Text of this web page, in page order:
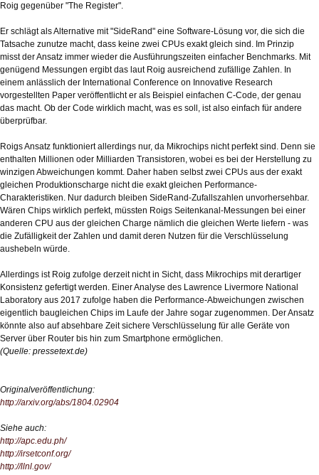
Roig gegenüber "The Register".
Er schlägt als Alternative mit "SideRand" eine Software-Lösung vor, die sich die
Tatsache zunutze macht, dass keine zwei CPUs exakt gleich sind. Im Prinzip
misst der Ansatz immer wieder die Ausführungszeiten einfacher Benchmarks. Mit
genügend Messungen ergibt das laut Roig ausreichend zufällige Zahlen. In
einem anlässlich der International Conference on Innovative Research
vorgestellten Paper veröffentlicht er als Beispiel einfachen C-Code, der genau
das macht. Ob der Code wirklich macht, was es soll, ist also einfach für andere
überprüfbar.
Roigs Ansatz funktioniert allerdings nur, da Mikrochips nicht perfekt sind. Denn sie
enthalten Millionen oder Milliarden Transistoren, wobei es bei der Herstellung zu
winzigen Abweichungen kommt. Daher haben selbst zwei CPUs aus der exakt
gleichen Produktionscharge nicht die exakt gleichen Performance-
Charakteristiken. Nur dadurch bleiben SideRand-Zufallszahlen unvorhersehbar.
Wären Chips wirklich perfekt, müssten Roigs Seitenkanal-Messungen bei einer
anderen CPU aus der gleichen Charge nämlich die gleichen Werte liefern - was
die Zufälligkeit der Zahlen und damit deren Nutzen für die Verschlüsselung
aushebeln würde.
Allerdings ist Roig zufolge derzeit nicht in Sicht, dass Mikrochips mit derartiger
Konsistenz gefertigt werden. Einer Analyse des Lawrence Livermore National
Laboratory aus 2017 zufolge haben die Performance-Abweichungen zwischen
eigentlich baugleichen Chips im Laufe der Jahre sogar zugenommen. Der Ansatz
könnte also auf absehbare Zeit sichere Verschlüsselung für alle Geräte von
Server über Router bis hin zum Smartphone ermöglichen.
(Quelle: pressetext.de)
Originalveröffentlichung:
http://arxiv.org/abs/1804.02904
Siehe auch:
http://apc.edu.ph/
http://irsetconf.org/
http://llnl.gov/